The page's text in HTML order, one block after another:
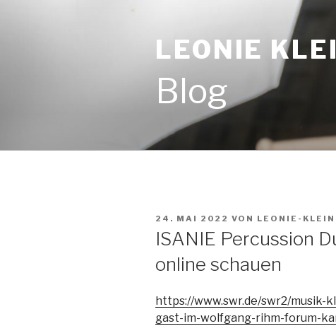
LEONIE
Blog
VERÖFFENTLICHT
24. MAI 2022 VON LEONIE-KLEIN
ISANIE Percussion
online schauen
https://www.swr.de/swr2/musik-
gast-im-wolfgang-rihm-forum-